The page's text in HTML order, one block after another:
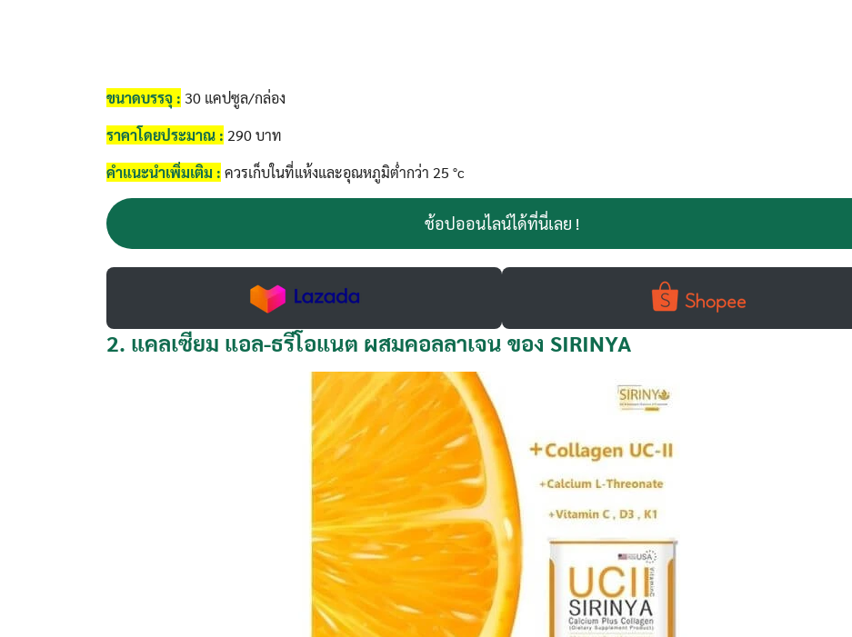
ขนาดบรรจุ : 30 แคปซูล/กล่อง
ราคาโดยประมาณ : 290 บาท
คำแนะนำเพิ่มเติม : ควรเก็บในที่แห้งและอุณหภูมิต่ำกว่า 25 °c
ช้อปออนไลน์ได้ที่นี่เลย !
2. แคลเซียม แอล-ธรีโอแนต ผสมคอลลาเจน ของ SIRINYA